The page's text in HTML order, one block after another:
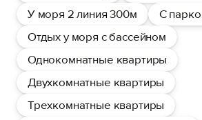
У моря 2 линия 300м
С
Отдых у моря с бассейном
Однокомнатные квартиры
Двухкомнатные квартиры
Трехкомнатные квартиры